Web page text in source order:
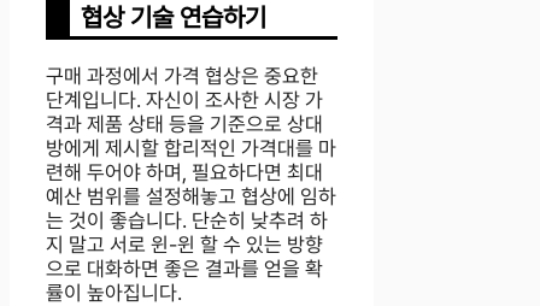
협상 기술 연습하기
구매 과정에서 가격 협상은 중요한
단계입니다. 자신이 조사한 시장 가
격과 제품 상태 등을 기준으로 상대
방에게 제시할 합리적인 가격대를 마
련해 두어야 하며, 필요하다면 최대
예산 범위를 설정해놓고 협상에 임하
는 것이 좋습니다. 단순히 낮추려 하
지 말고 서로 윈-윈 할 수 있는 방향
으로 대화하면 좋은 결과를 얻을 확
률이 높아집니다.